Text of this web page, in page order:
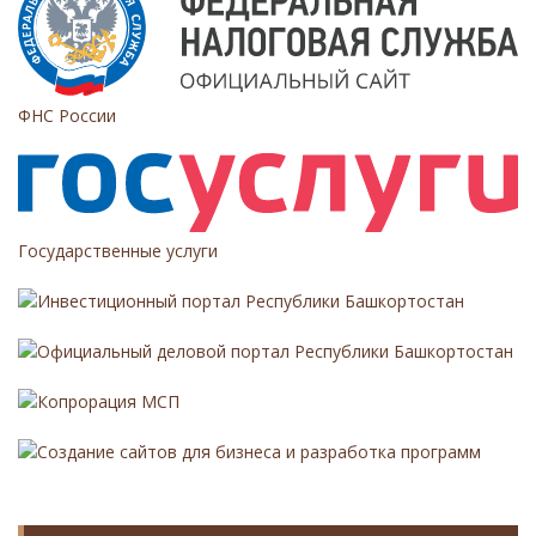
с
я
ФНС России
Государственные услуги
Инвестиционный портал Республики Башкортостан
Официальный деловой портал Республики Башкортостан
Копрорация МСП
Создание сайтов для бизнеса и разработка программ